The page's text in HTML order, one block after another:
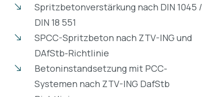
Spritzbetonverstärkung nach DIN 1045 /
DIN 18 551
SPCC-Spritzbeton nach ZTV-ING und
DAfStb-Richtlinie
Betoninstandsetzung mit PCC-
Systemen nach ZTV-ING DafStb